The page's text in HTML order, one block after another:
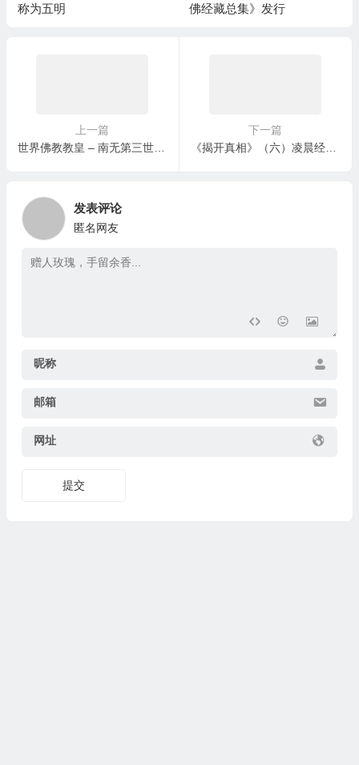
称为五明
佛经藏总集》发行
上一篇
世界佛教教皇 – 南无第三世多杰羌佛
下一篇
《揭开真相》（六）凌晨经历 冤灵女身
发表评论
匿名网友
昵称
邮箱
网址
提交